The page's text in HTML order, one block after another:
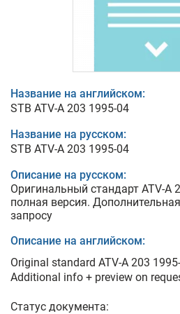
Название на английском:
STB ATV-A 203 1995-04
Название на русском:
STB ATV-A 203 1995-04
Описание на русском:
Оригинальный стандарт ATV-A
полная версия.
запросу
Описание на английском:
Original standard ATV-A 203
Additional info + preview on
Статус документа: